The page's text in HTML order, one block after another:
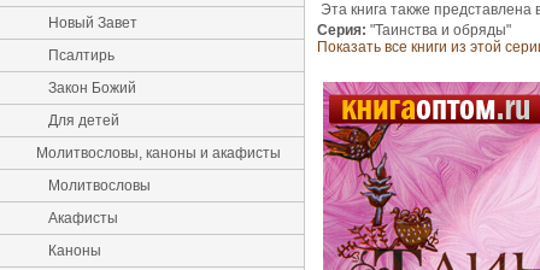
Новый Завет
Псалтирь
Закон Божий
Для детей
Молитвословы, каноны и акафисты
Молитвословы
Акафисты
Каноны
Эта книга также представлена
Серия: "Таинства и обряды"
Показать все книги из этой